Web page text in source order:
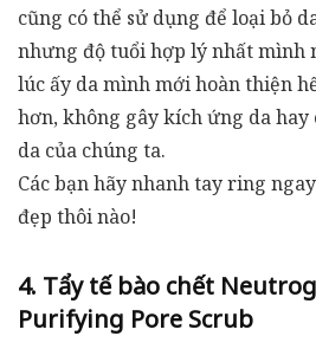
cũng có thể sử dụng để loại bỏ
nhưng độ tuổi hợp lý nhất mình
lúc ấy da mình mới hoàn thiện
hơn, không gây kích ứng da hay
da của chúng ta.
Các bạn hãy nhanh tay ring
đẹp thôi nào!
4. Tẩy tế bào chết
Purifying Pore Scrub